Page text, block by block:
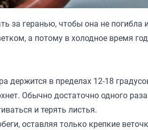
за геранью, чтобы она не погибла
а потому в холодное время
держится в пределах 12-18
Обычно достаточно одного раза
и терять листья.
оставляя только крепкие